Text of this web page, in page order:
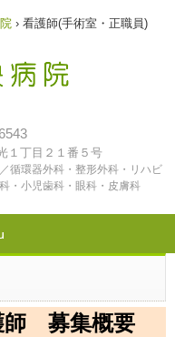
› 看護師(手術室・正職員)
１丁目２１番５号
循環器外科・整形外科・リハビ
・小児歯科・眼科・皮膚科
師 募集概要